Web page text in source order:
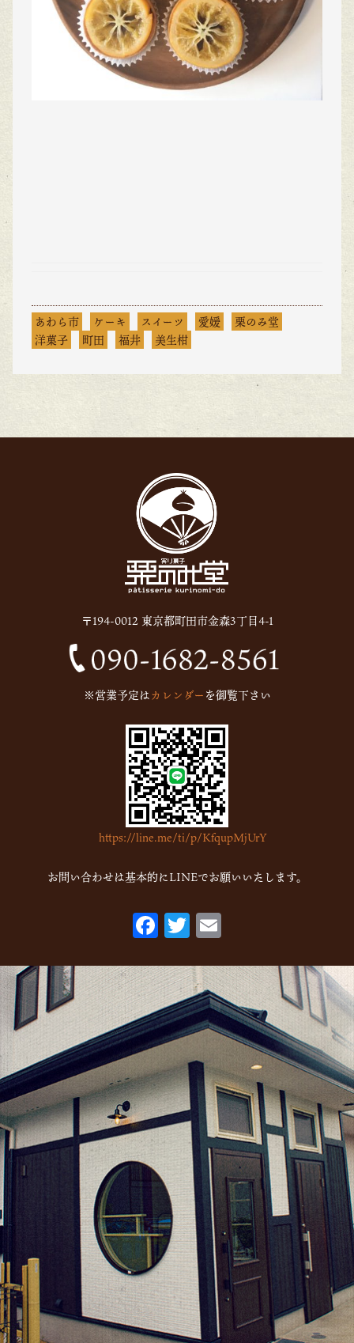
あわら市 ケーキ スイーツ 愛媛
栗のみ堂
洋菓子
町田 福井 美生柑
〒194-0012 東京都町田市金森3丁目4-1
※営業予定はカレンダーを御覧下さい
https://line.me/ti/p/KfqupMjUrY
お問い合わせは基本的にLINEでお願いいたします。
F
ac
eb
o
o
k
T
w
itt
er
ai
l